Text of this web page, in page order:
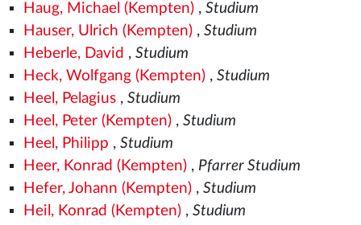
Haug, Michael (Kempten), Studium
Hauser, Ulrich (Kempten), Studium
Heberle, David , Studium
Heck, Wolfgang (Kempten), Studium
Heel, Pelagius, Studium
Heel, Peter (Kempten), Studium
Heel, Philipp , Studium
Heer, Konrad (Kempten), Pfarrer Studium
Hefer, Johann (Kempten), Studium
Heil, Konrad (Kempten), Studium